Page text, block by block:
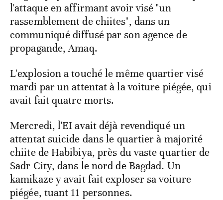
l'attaque en affirmant avoir visé "un
rassemblement de chiites", dans un
communiqué diffusé par son agence de
propagande, Amaq.
L'explosion a touché le même quartier visé
mardi par un attentat à la voiture piégée, qui
avait fait quatre morts.
Mercredi, l'EI avait déjà revendiqué un
attentat suicide dans le quartier à majorité
chiite de Habibiya, près du vaste quartier de
Sadr City, dans le nord de Bagdad. Un
kamikaze y avait fait exploser sa voiture
piégée, tuant 11 personnes.